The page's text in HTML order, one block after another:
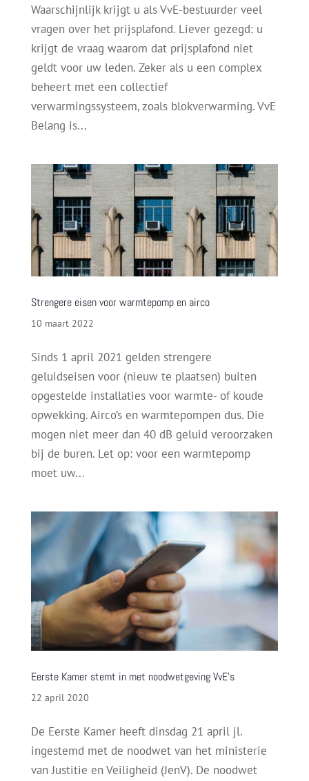
Waarschijnlijk krijgt u als VvE-bestuurder veel
vragen over het prijsplafond. Liever gezegd: u
krijgt de vraag waarom dat prijsplafond niet
geldt voor uw leden. Zeker als u een complex
beheert met een collectief
verwarmingssysteem, zoals blokverwarming. VvE
Belang is...
Strengere eisen voor warmtepomp en airco
10 maart 2022
Sinds 1 april 2021 gelden strengere
geluidseisen voor (nieuw te plaatsen) buiten
opgestelde installaties voor warmte- of koude
opwekking. Airco’s en warmtepompen dus. Die
mogen niet meer dan 40 dB geluid veroorzaken
bij de buren. Let op: voor een warmtepomp
moet uw...
Eerste Kamer stemt in met noodwetgeving VvE’s
22 april 2020
De Eerste Kamer heeft dinsdag 21 april jl.
ingestemd met de noodwet van het ministerie
van Justitie en Veiligheid (JenV). De noodwet